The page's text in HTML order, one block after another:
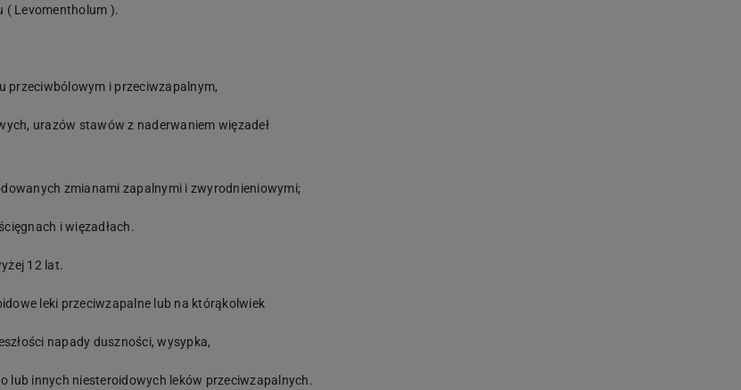
(Levomentholum ).
przeciwbólowym i przeciwzapalnym,
urazów stawów z naderwaniem więzadeł
zmianami zapalnymi i zwyrodnieniowymi;
i więzadłach.
12 lat.
leki przeciwzapalne lub na którąkolwiek
napady duszności, wysypka,
lub innych niesteroidowych leków przeciwzapalnych.